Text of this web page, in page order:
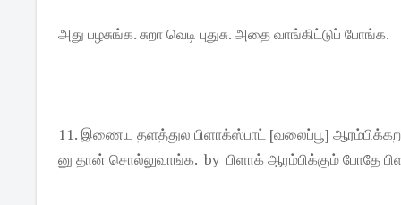
அது பழசுங்க. சுறா வெடி புதுசு. அதை வாங்கிட்டுப் போங்க.
11. இணைய தளத்துல பிளாக்ஸ்பாட் [வலைப்பூ]
னு தான் சொல்லுவாங்க. by பிளாக் ஆரம்பிக்கும் போதே